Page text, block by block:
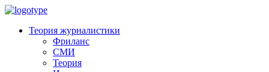
Теория журналистики
Фриланс
СМИ
Теория